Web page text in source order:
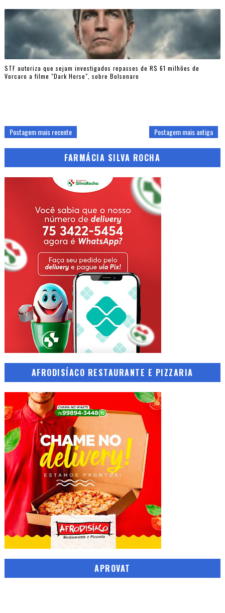
STF autoriza que sejam investigados repasses de R$ 61 milhões de
Vorcaro a filme "Dark Horse", sobre Bolsonaro
Postagem mais recente Postagem mais antiga
FARMÁCIA SILVA ROCHA
AFRODISÍACO RESTAURANTE E PIZZARIA
APROVAT